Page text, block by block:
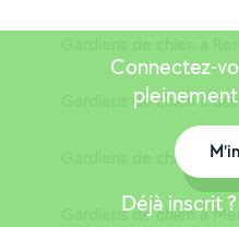
Gardiens de chien à
Gardiens de chien à
Gardiens de chien à
Connectez-
Déjà inscrit